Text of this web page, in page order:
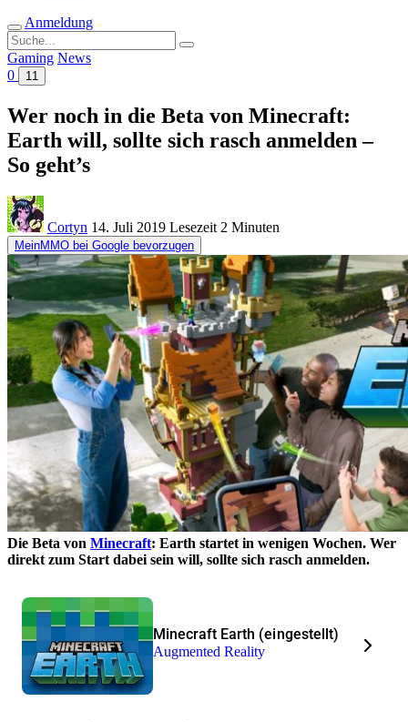
Anmeldung
Suche
nach:
Gaming News
0
11
Wer noch in die Beta von Minecraft:
Earth will, sollte sich rasch anmelden –
So geht’s
Cortyn 14. Juli 2019 Lesezeit 2 Minuten
MeinMMO bei Google bevorzugen
Die Beta von Minecraft: Earth startet in wenigen Wochen. Wer
direkt zum Start dabei sein will, sollte sich rasch anmelden.
Minecraft Earth (eingestellt)
Augmented Reality